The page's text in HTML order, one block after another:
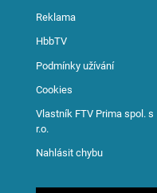
Reklama
HbbTV
Podmínky užívání
Cookies
Vlastník FTV Prima spol. s
r.o.
Nahlásit chybu